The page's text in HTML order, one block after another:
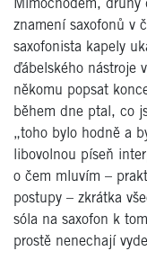
Mimochodem, druhý
znamení saxofonů v
saxofonista kapely
ďábelského nástroje
někomu popsat
během dne ptal, co
„toho bylo hodně a
libovolnou píseň
o čem mluvím –
postupy – zkrátka
sóla na saxofon k
prostě nenechají